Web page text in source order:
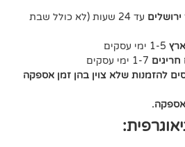
שעות (לא כולל שבת
בהן זמן אספקה